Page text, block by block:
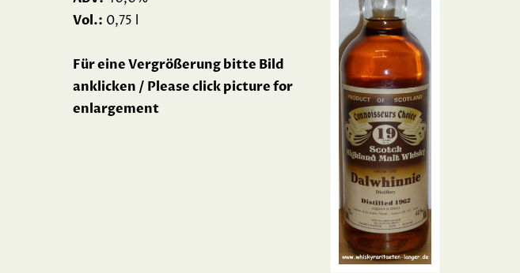
Vol.: 0,75 l
Für eine Vergrößerung bitte Bild
anklicken / Please click picture for
enlargement